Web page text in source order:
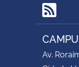
RSS
Av.